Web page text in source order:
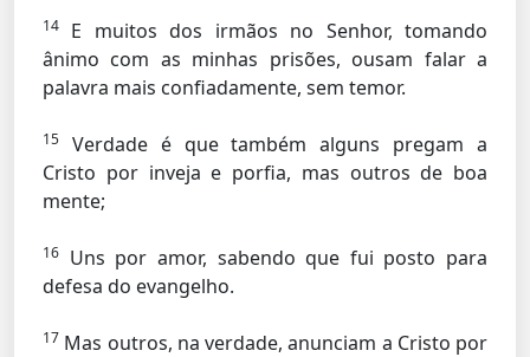
14
E muitos dos irmãos no Senhor, tomando
ânimo com as minhas prisões, ousam falar a
palavra mais confiadamente, sem temor.
15
Verdade é que também alguns pregam a
Cristo por inveja e porfia, mas outros de boa
mente;
16 Uns por amor, sabendo que fui posto para
defesa do evangelho.
17 Mas outros, na verdade, anunciam a Cristo por